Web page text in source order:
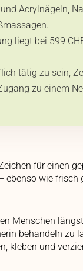
Acrylnägeln,
liegt bei 599
tätig zu sein,
zu einem
für einen
wie frisch
Menschen
behandeln zu
kleben und